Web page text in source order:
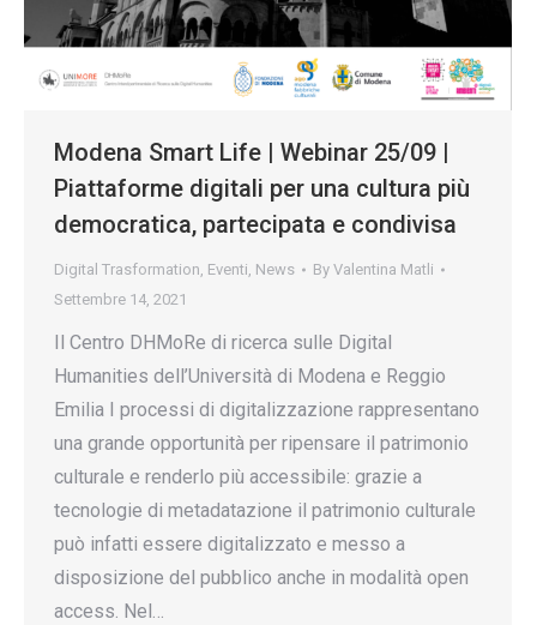
Modena Smart Life | Webinar 25/09 |
Piattaforme digitali per una cultura più
democratica, partecipata e condivisa
Digital Trasformation, Eventi, News By Valentina Matli
Settembre 14, 2021
Il Centro DHMoRe di ricerca sulle Digital
Humanities dell’Università di Modena e Reggio
Emilia I processi di digitalizzazione rappresentano
una grande opportunità per ripensare il patrimonio
culturale e renderlo più accessibile: grazie a
tecnologie di metadatazione il patrimonio culturale
può infatti essere digitalizzato e messo a
disposizione del pubblico anche in modalità open
access. Nel…